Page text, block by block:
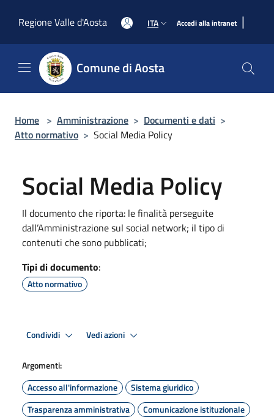
Regione Valle d'Aosta
ITA Accedi alla intranet |
Comune di Aosta
Home > Amministrazione > Documenti e dati >
Atto normativo > Social Media Policy
Social Media Policy
Il documento che riporta: le finalità perseguite
dall’Amministrazione sul social network; il tipo di
contenuti che sono pubblicati;
Tipi di documento:
Atto normativo
Condividi Vedi azioni
Argomenti:
Accesso all'informazione
Sistema giuridico
Trasparenza amministrativa
Comunicazione istituzionale